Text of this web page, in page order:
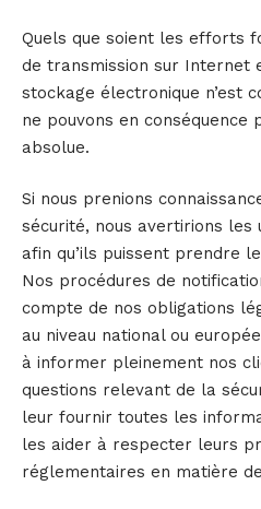
Quels que soient les efforts
de transmission sur Internet
stockage électronique n’est
ne pouvons en conséquence
absolue.
Si nous prenions
sécurité, nous avertirions les
afin qu’ils puissent prendre
Nos procédures de
compte de nos obligations
au niveau national ou
à informer pleinement nos
questions relevant de la
leur fournir toutes les
les aider à respecter leurs
réglementaires en matière